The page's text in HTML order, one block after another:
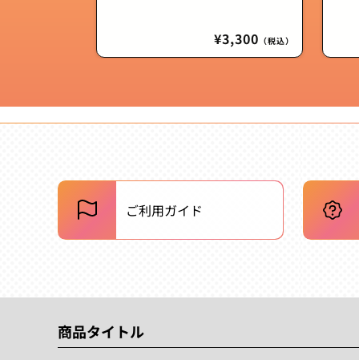
通
常
¥3,300 （税込）
ご利用ガイド
商品タイトル